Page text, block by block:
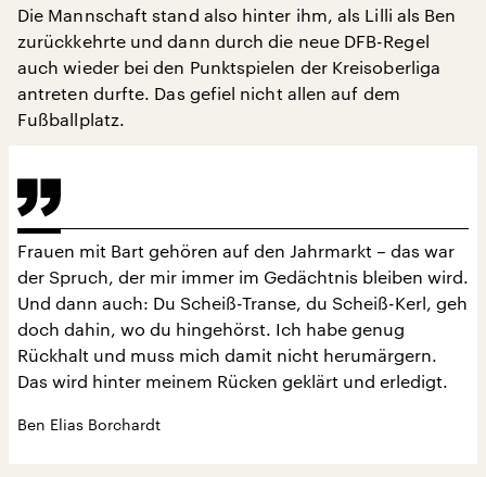
Die Mannschaft stand also hinter ihm, als Lilli als Ben
zurückkehrte und dann durch die neue DFB-Regel
auch wieder bei den Punktspielen der Kreisoberliga
antreten durfte. Das gefiel nicht allen auf dem
Fußballplatz.
Frauen mit Bart gehören auf den Jahrmarkt – das war
der Spruch, der mir immer im Gedächtnis bleiben wird.
Und dann auch: Du Scheiß-Transe, du Scheiß-Kerl, geh
doch dahin, wo du hingehörst. Ich habe genug
Rückhalt und muss mich damit nicht herumärgern.
Das wird hinter meinem Rücken geklärt und erledigt.
Ben Elias Borchardt